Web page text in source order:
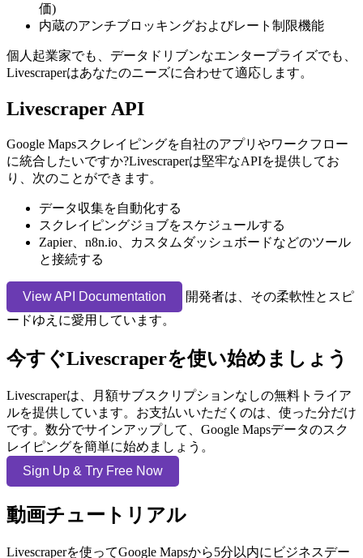
価)
内蔵のアンチブロッキングおよびレート制限機能
個人起業家でも、データドリブンなエンタープライズでも、
Livescraperはあなたのニーズに合わせて適応します。
Livescraper API
Google Mapsスクレイピングを自社のアプリやワークフロー
に統合したいですか?Livescraperは堅牢なAPIを提供してお
り、次のことができます。
データ収集を自動化する
スクレイピングジョブをスケジュールする
Zapier、n8n.io、カスタムダッシュボードなどのツール
と接続する
View API Documentation
開発者は、その柔軟性とスピ
ードゆえに愛用しています。
今すぐLivescraperを使い始めましょう
Livescraperは、月額サブスクリプションなしの無料トライア
ルを提供しています。お支払いいただくのは、使った分だけ
です。数分でサインアップして、Google Mapsデータのスク
レイピングを簡単に始めましょう。
Sign Up & Try Free Now
動画チュートリアル
Livescraperを使ってGoogle Mapsから5分以内にビジネスデー